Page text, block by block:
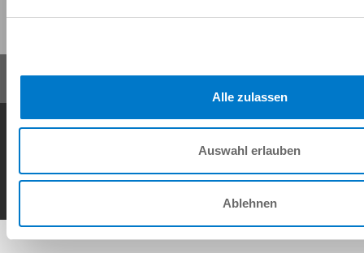
Alle zulassen
Auswahl erlauben
Ablehnen
Condiciones generales de contrato Política de privacidad
Nota legal